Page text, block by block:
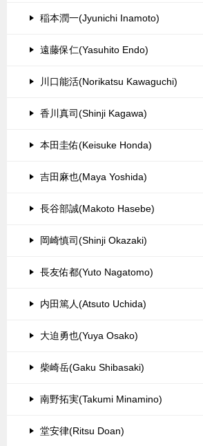
稲本潤一(Jyunichi Inamoto)
遠藤保仁(Yasuhito Endo)
川口能活(Norikatsu Kawaguchi)
香川真司(Shinji Kagawa)
本田圭佑(Keisuke Honda)
吉田麻也(Maya Yoshida)
長谷部誠(Makoto Hasebe)
岡崎慎司(Shinji Okazaki)
長友佑都(Yuto Nagatomo)
内田篤人(Atsuto Uchida)
大迫勇也(Yuya Osako)
柴崎岳(Gaku Shibasaki)
南野拓実(Takumi Minamino)
堂安律(Ritsu Doan)